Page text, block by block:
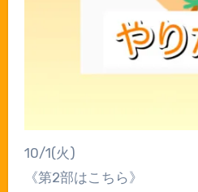
10/1(火)
《第2部はこちら》